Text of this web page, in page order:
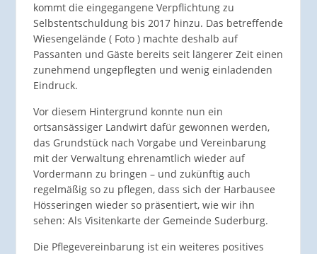
kommt die eingegangene Verpflichtung zu
Selbstentschuldung bis 2017 hinzu. Das betreffende
Wiesengelände ( Foto ) machte deshalb auf
Passanten und Gäste bereits seit längerer Zeit einen
zunehmend ungepflegten und wenig einladenden
Eindruck.
Vor diesem Hintergrund konnte nun ein
ortsansässiger Landwirt dafür gewonnen werden,
das Grundstück nach Vorgabe und Vereinbarung
mit der Verwaltung ehrenamtlich wieder auf
Vordermann zu bringen – und zukünftig auch
regelmäßig so zu pflegen, dass sich der Harbausee
Hösseringen wieder so präsentiert, wie wir ihn
sehen: Als Visitenkarte der Gemeinde Suderburg.
Die Pflegevereinbarung ist ein weiteres positives